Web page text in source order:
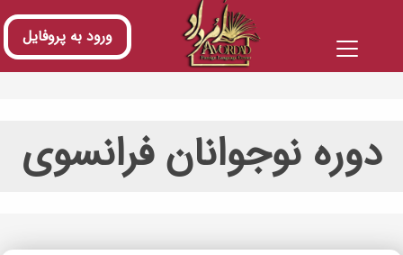
ورود به پروفایل
دوره نوجوانان فرانسوی